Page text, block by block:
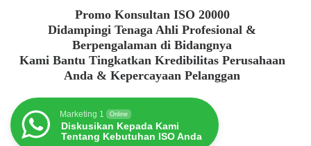
Promo Konsultan ISO 20000
Didampingi Tenaga Ahli Profesional &
Berpengalaman di Bidangnya
Kami Bantu Tingkatkan Kredibilitas Perusahaan
Anda & Kepercayaan Pelanggan
Marketing 1 Online
Diskusikan Kepada Kami
Tentang Kebutuhan ISO Anda